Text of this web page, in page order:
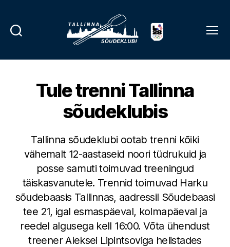
Sõudeklubi
Tule trenni Tallinna
sõudeklubis
Tallinna sõudeklubi ootab trenni kõiki
vähemalt 12-aastaseid noori tüdrukuid ja
posse samuti toimuvad treeningud
täiskasvanutele. Trennid toimuvad Harku
sõudebaasis Tallinnas, aadressil Sõudebaasi
tee 21, igal esmaspäeval, kolmapäeval ja
reedel algusega kell 16:00. Võta ühendust
treener Aleksei Lipintsoviga helistades